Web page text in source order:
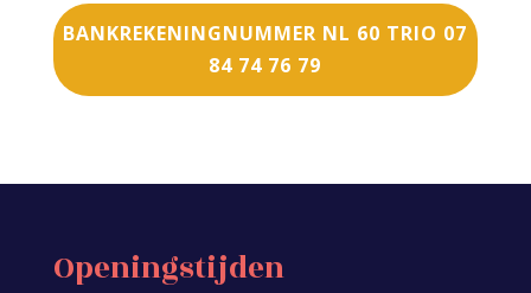
BANKREKENINGNUMMER NL 60 TRIO 07
84 74 76 79
Openingstijden